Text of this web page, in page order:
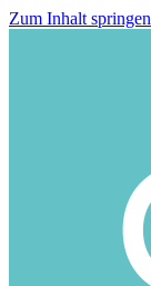
Zum Inhalt springen